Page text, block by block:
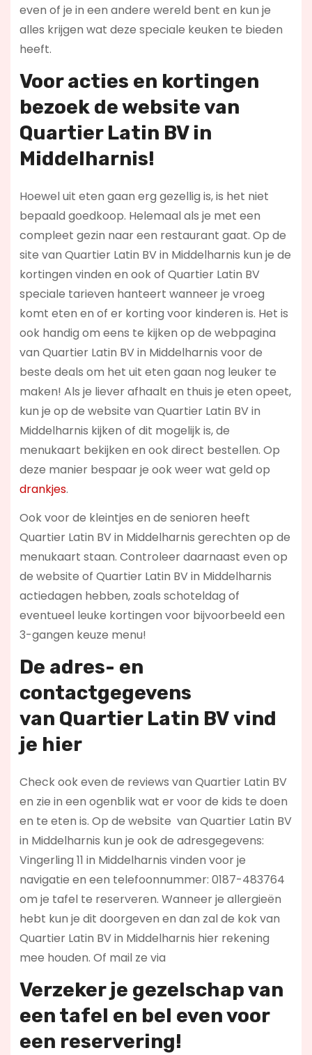
even of je in een andere wereld bent en kun je
alles krijgen wat deze speciale keuken te bieden
heeft.
Voor acties en kortingen
bezoek de website van
Quartier Latin BV in
Middelharnis!
Hoewel uit eten gaan erg gezellig is, is het niet
bepaald goedkoop. Helemaal als je met een
compleet gezin naar een restaurant gaat. Op de
site van Quartier Latin BV in Middelharnis kun je de
kortingen vinden en ook of Quartier Latin BV
speciale tarieven hanteert wanneer je vroeg
komt eten en of er korting voor kinderen is. Het is
ook handig om eens te kijken op de webpagina
van Quartier Latin BV in Middelharnis voor de
beste deals om het uit eten gaan nog leuker te
maken! Als je liever afhaalt en thuis je eten opeet,
kun je op de website van Quartier Latin BV in
Middelharnis kijken of dit mogelijk is, de
menukaart bekijken en ook direct bestellen. Op
deze manier bespaar je ook weer wat geld op
drankjes.
Ook voor de kleintjes en de senioren heeft
Quartier Latin BV in Middelharnis gerechten op de
menukaart staan. Controleer daarnaast even op
de website of Quartier Latin BV in Middelharnis
actiedagen hebben, zoals schoteldag of
eventueel leuke kortingen voor bijvoorbeeld een
3-gangen keuze menu!
De adres- en
contactgegevens
van Quartier Latin BVvind
je hier
Check ook even de reviews van Quartier Latin BV
en zie in een ogenblik wat er voor de kids te doen
en te eten is. Op de website van Quartier Latin BV
in Middelharnis kun je ook de adresgegevens:
Vingerling 11 in Middelharnis vinden voor je
navigatie en een telefoonnummer: 0187-483764
om je tafel te reserveren. Wanneer je allergieën
hebt kun je dit doorgeven en dan zal de kok van
Quartier Latin BV in Middelharnis hier rekening
mee houden. Of mail ze via
Verzeker je gezelschap van
een tafel en bel even voor
een reservering!